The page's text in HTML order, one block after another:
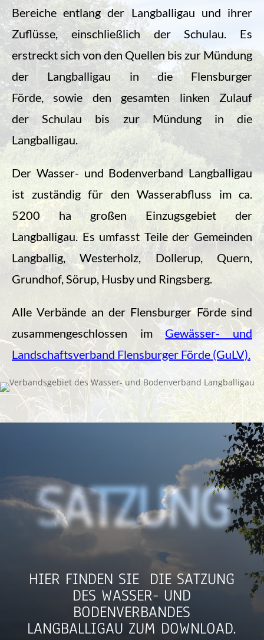
Bereiche entlang der Langballigau und ihrer
Zuflüsse, einschließlich der Schulau. Es
erstreckt sich von den Quellen bis zur Mündung
der Langballigau in dieFlensburger
Förde,sowie den gesamten linken Zulauf
der Schulau bis zur Mündung in die
Langballigau.
Der Wasser- und Bodenverband Langballigau
ist zuständig für den Wasserabfluss im ca.
5200 ha großen Einzugsgebiet der
Langballigau. Es umfasst Teile der Gemeinden
Langballig, Westerholz, Dollerup, Quern,
Grundhof, Sörup, Husby und Ringsberg.
Alle Verbände an der Flensburger Förde sind
zusammengeschlossen im
Gewässer- und
Landschaftsverband Flensburger Förde (GuLV).
SATZUNG
HIER FINDEN SIE DIE SATZUNG
DES WASSER- UND
BODENVERBANDES
LANGBALLIGAU ZUM DOWNLOAD.